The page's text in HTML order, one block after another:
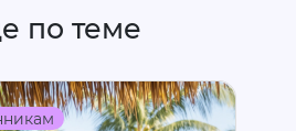
по теме